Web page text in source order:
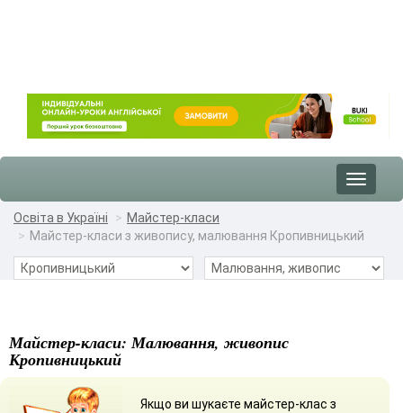
Toggle
Освіта в Україні
Майстер-класи
Майстер-класи з живопису, малювання Кропивницький
Майстер-класи: Малювання, живопис
Кропивницький
Якщо ви шукаєте майстер-клас з